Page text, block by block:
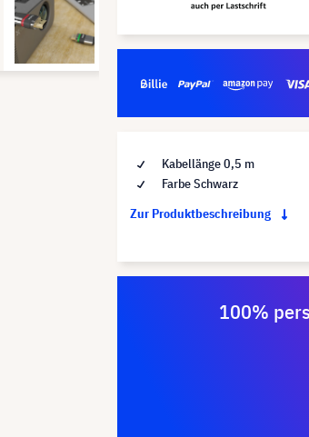
Kabellänge 0,5 m
Farbe Schwarz
Zur Produktbeschreibung
100%